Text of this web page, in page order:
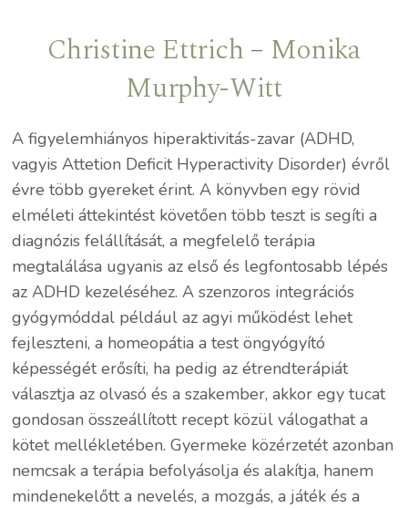
Christine Ettrich– Monika
Murphy-Witt
A figyelemhiányos hiperaktivitás-zavar (ADHD,
vagyis Attetion Deficit Hyperactivity Disorder) évről
évre több gyereket érint. A könyvben egy rövid
elméleti áttekintést követően több teszt is segíti a
diagnózis felállítását, a megfelelő terápia
megtalálása ugyanis az első és legfontosabb lépés
az ADHD kezeléséhez. A szenzoros integrációs
gyógymóddal például az agyi működést lehet
fejleszteni, a homeopátia a test öngyógyító
képességét erősíti, ha pedig az étrendterápiát
választja az olvasó és a szakember, akkor egy tucat
gondosan összeállított recept közül válogathat a
kötet mellékletében. Gyermeke közérzetét azonban
nemcsak a terápia befolyásolja és alakítja, hanem
mindenekelőtt a nevelés, a mozgás, a játék és a